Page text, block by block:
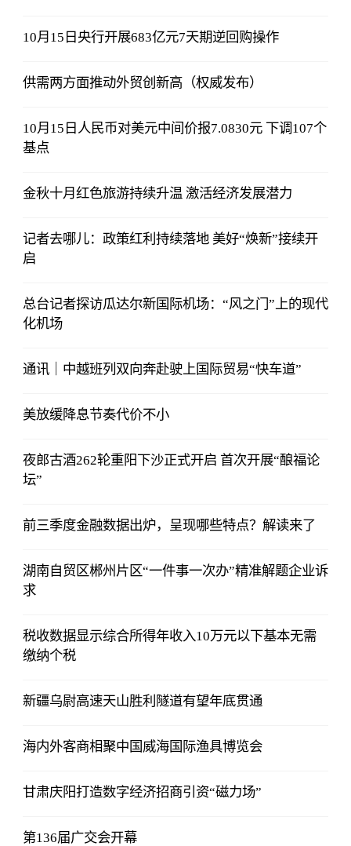
10月15日央行开展683亿元7天期逆回购操作
供需两方面推动外贸创新高（权威发布）
10月15日人民币对美元中间价报7.0830元 下调107个
基点
金秋十月红色旅游持续升温 激活经济发展潜力
记者去哪儿：政策红利持续落地 美好“焕新”接续开
启
总台记者探访瓜达尔新国际机场：“风之门”上的现代
化机场
通讯｜中越班列双向奔赴驶上国际贸易“快车道”
美放缓降息节奏代价不小
夜郎古酒262轮重阳下沙正式开启 首次开展“酿福论
坛”
前三季度金融数据出炉，呈现哪些特点？解读来了
湖南自贸区郴州片区“一件事一次办”精准解题企业诉
求
税收数据显示综合所得年收入10万元以下基本无需
缴纳个税
新疆乌尉高速天山胜利隧道有望年底贯通
海内外客商相聚中国威海国际渔具博览会
甘肃庆阳打造数字经济招商引资“磁力场”
第136届广交会开幕